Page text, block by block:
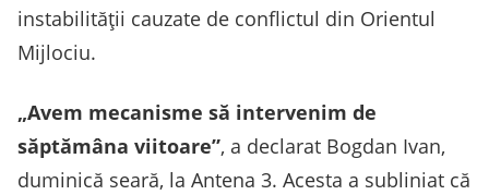
instabilității cauzate de conflictul din Orientul
Mijlociu.
„Avem mecanisme să intervenim de
săptămâna viitoare”, a declarat Bogdan Ivan,
duminică seară, la Antena 3. Acesta a subliniat că